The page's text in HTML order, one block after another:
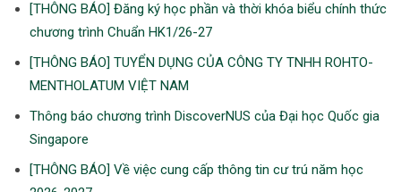
[THÔNG BÁO] Đăng ký học phần và thời khóa biểu chính thức
chương trình Chuẩn HK1/26-27
[THÔNG BÁO] TUYỂN DỤNG CỦA CÔNG TY TNHH ROHTO-
MENTHOLATUM VIỆT NAM
Thông báo chương trình DiscoverNUS của Đại học Quốc gia
Singapore
[THÔNG BÁO] Về việc cung cấp thông tin cư trú năm học